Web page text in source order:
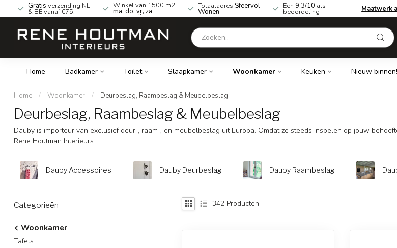
Gratis verzending NL
& BE vanaf €75!
Winkel van 1500 m2,
ma, do, vr, za
geopend!
Totaaladres Sfeervol
Wonen
Een 9,3/10 als
beoordeling Maatwerk
Home Badkamer Toilet Slaapkamer Woonkamer Keuken Nieuw binnen!
Home / Woonkamer / Deurbeslag, Raambeslag & Meubelbeslag
Deurbeslag, Raambeslag & Meubelbeslag
Dauby is importeur van exclusief deur-, raam-, en meubelbeslag uit Europa. Omdat ze steeds inspelen op jouw
Rene Houtman Interieurs.
Dauby Accessoires Dauby Deurbeslag Dauby Raambeslag
Categorieën
Woonkamer
Tafels
342 Producten